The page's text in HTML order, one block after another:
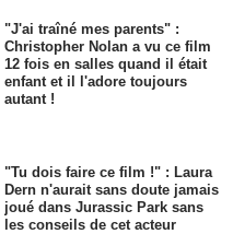
"J'ai traîné mes parents" :
Christopher Nolan a vu ce film
12 fois en salles quand il était
enfant et il l'adore toujours
autant !
"Tu dois faire ce film !" : Laura
Dern n'aurait sans doute jamais
joué dans Jurassic Park sans
les conseils de cet acteur